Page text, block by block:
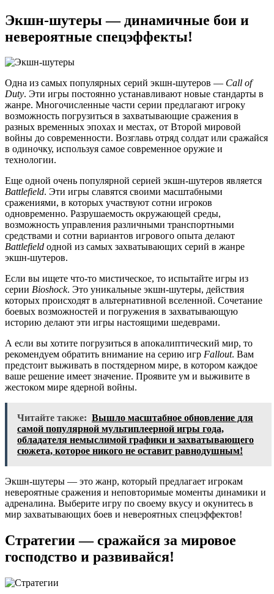
Экшн-шутеры — динамичные бои и
невероятные спецэффекты!
Одна из самых популярных серий экшн-шутеров — Call of
Duty. Эти игры постоянно устанавливают новые стандарты в
жанре. Многочисленные части серии предлагают игроку
возможность погрузиться в захватывающие сражения в
разных временных эпохах и местах, от Второй мировой
войны до современности. Возглавь отряд солдат или сражайся
в одиночку, используя самое современное оружие и
технологии.
Еще одной очень популярной серией экшн-шутеров является
Battlefield. Эти игры славятся своими масштабными
сражениями, в которых участвуют сотни игроков
одновременно. Разрушаемость окружающей среды,
возможность управления различными транспортными
средствами и сотни вариантов игрового опыта делают
Battlefield одной из самых захватывающих серий в жанре
экшн-шутеров.
Если вы ищете что-то мистическое, то испытайте игры из
серии Bioshock. Это уникальные экшн-шутеры, действия
которых происходят в альтернативной вселенной. Сочетание
боевых возможностей и погружения в захватывающую
историю делают эти игры настоящими шедеврами.
А если вы хотите погрузиться в апокалиптический мир, то
рекомендуем обратить внимание на серию игр Fallout. Вам
предстоит выживать в постядерном мире, в котором каждое
ваше решение имеет значение. Проявите ум и выживите в
жестоком мире ядерной войны.
Читайте также: Вышло масштабное обновление для
самой популярной мультиплеерной игры года,
обладателя немыслимой графики и захватывающего
сюжета, которое никого не оставит равнодушным!
Экшн-шутеры — это жанр, который предлагает игрокам
невероятные сражения и неповторимые моменты динамики и
адреналина. Выберите игру по своему вкусу и окунитесь в
мир захватывающих боев и невероятных спецэффектов!
Стратегии — сражайся за мировое
господство и развивайся!